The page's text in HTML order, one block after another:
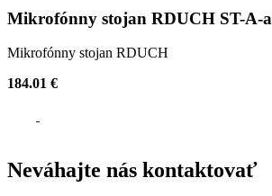
Mikrofónny stojan RDUCH ST-A-a
Mikrofónny stojan RDUCH
184.01 €
Neváhajte nás kontaktovať